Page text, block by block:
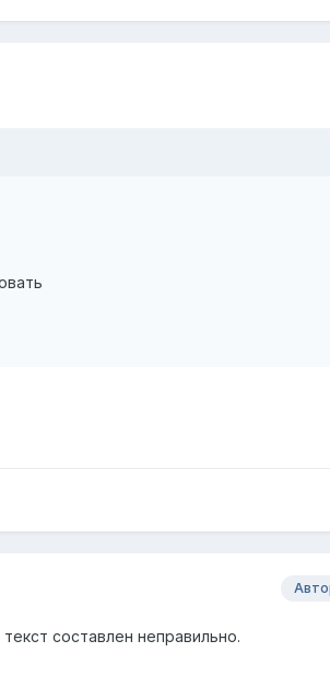
составлен неправильно.